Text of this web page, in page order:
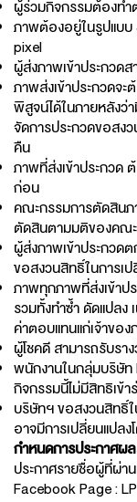
ผู้ร่วมกิจกรรมต้องทำ
ภาพต้องอยู่ในรูปแบบ
pixel
ผู้ส่งภาพเข้าประกวด
ภาพส่งเข้าประกวดจ
พิสูจน์ได้ในภายหลังว่
จัดการประกวดขอสง
คืน
ภาพที่ส่งเข้าประกวด
ก่อน
คณะกรรมการตัดสิน
ตัดสินตามมติของคณ
ผู้ส่งภาพเข้าประกวด
ขอสงวนสิทธิ์ในการเป
ภาพทุกภาพที่ส่งเข้าป
รวมทั้งทำซ้ำ ดัดแปลง
ค่าตอบแทนแก่เจ้าขอ
ผู้โชคดี สามารถรับรา
พนักงานในกลุ่มบริษัท
กิจกรรมนี้ไม่มีสิทธิเข้
บริษัทฯ ขอสงวนสิทธิ์ใ
อาจมีการเปลี่ยนแปล
กำหนดการประกาศผล
ประกาศรายชื่อผู้ที่ผ่า
Facebook Page :